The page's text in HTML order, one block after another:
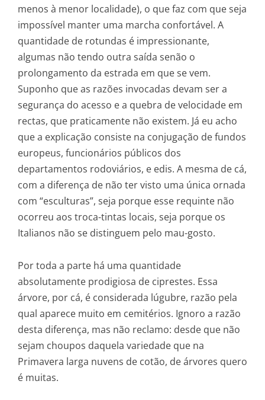
menos à menor localidade), o que faz com que seja
impossível manter uma marcha confortável. A
quantidade de rotundas é impressionante,
algumas não tendo outra saída senão o
prolongamento da estrada em que se vem.
Suponho que as razões invocadas devam ser a
segurança do acesso e a quebra de velocidade em
rectas, que praticamente não existem. Já eu acho
que a explicação consiste na conjugação de fundos
europeus, funcionários públicos dos
departamentos rodoviários, e edis. A mesma de cá,
com a diferença de não ter visto uma única ornada
com “esculturas”, seja porque esse requinte não
ocorreu aos troca-tintas locais, seja porque os
Italianos não se distinguem pelo mau-gosto.
Por toda a parte há uma quantidade
absolutamente prodigiosa de ciprestes. Essa
árvore, por cá, é considerada lúgubre, razão pela
qual aparece muito em cemitérios. Ignoro a razão
desta diferença, mas não reclamo: desde que não
sejam choupos daquela variedade que na
Primavera larga nuvens de cotão, de árvores quero
é muitas.